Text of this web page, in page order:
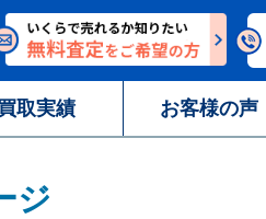
取実績 お客様の声
ジ